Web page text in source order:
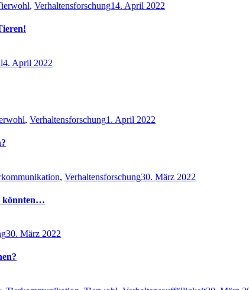
, Verhaltensforschung14. April 2022
4. April 2022
, Verhaltensforschung1. April 2022
, Verhaltensforschung30. März 2022
könnten…
30. März 2022